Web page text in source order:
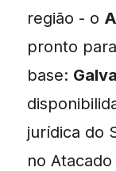
região - o
pronto
base:
jurídica do
no